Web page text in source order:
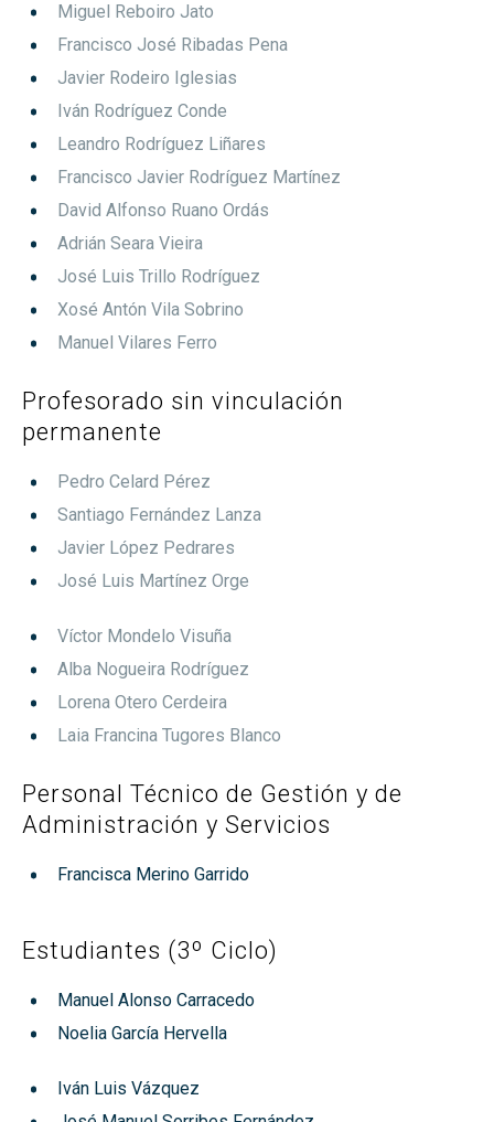
Miguel Reboiro Jato
Francisco José Ribadas Pena
Javier Rodeiro Iglesias
Iván Rodríguez Conde
Leandro Rodríguez Liñares
Francisco Javier Rodríguez Martínez
David Alfonso Ruano Ordás
Adrián Seara Vieira
José Luis Trillo Rodríguez
Xosé Antón Vila Sobrino
Manuel Vilares Ferro
Profesorado sin vinculación
permanente
Pedro Celard Pérez
Santiago Fernández Lanza
Javier López Pedrares
José Luis Martínez Orge
Víctor Mondelo Visuña
Alba Nogueira Rodríguez
Lorena Otero Cerdeira
Laia Francina Tugores Blanco
Personal Técnico de Gestión y de
Administración y Servicios
Francisca Merino Garrido
Estudiantes (3º Ciclo)
Manuel Alonso Carracedo
Noelia García Hervella
Iván Luis Vázquez